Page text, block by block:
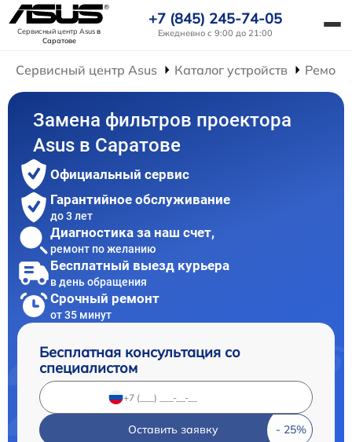
Сервисный центр Asusв
Саратове
+7 (845) 245-74-05
Ежедневно с 9:00 до 21:00
Сервисный центр Asus Каталог устройств
Замена фильтров проектора
Asus в Саратове
Официальный сервис
Гарантийное обслуживание
до 3 лет
Диагностика за наш счет,
ремонт по желанию
Бесплатный выезд курьера
в день обращения
Срочный ремонт
от 35 минут
Бесплатная консультация со
специалистом
Оставить заявку